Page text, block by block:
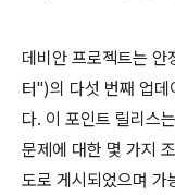
데비안 프로젝트는
터")의 다섯 번째 업데
다. 이 포인트 릴리스
문제에 대한 몇 가지
도로 게시되었으며 가